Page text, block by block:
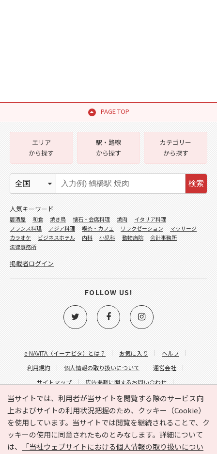
PAGE TOP
当サイトでは、利用者が当サイトを閲覧する際のサービス向
上およびサイトの利用状況把握のため、クッキー（Cookie）
を使用しています。当サイトでは閲覧を継続されることで、ク
ッキーの使用に同意されたものとみなします。詳細について
は、
「当社ウェブサイトにおける個人情報の取り扱いについ
e-NAVITA（イーナビタ）とは？ お気に入り
ヘルプ
利用規約
個人情報の取り扱いについて
運営会社
サイトマップ
広告掲載に関するお問い合わせ
サイトの内容に関するお問い合わせ
エリア
から探す
駅・路線
から探す
カテゴリー
から探す
検索
人気キーワード
居酒屋 和食 焼き鳥 懐石・会席料理 焼肉
イタリア料理
フランス料理
アジア料理 喫茶・カフェ リラクゼーション
マッサージ
カラオケ
ビジネスホテル 内科 小児科 動物病院
会計事務所
法律事務所
掲載者ログイン
FOLLOW US!